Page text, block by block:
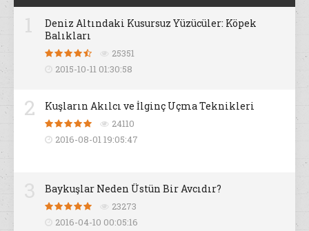
Deniz Altındaki Kusursuz Yüzücüler: Köpek
Balıkları
25351
2015-10-11 01:30:58
2 Kuşların Akılcı ve İlginç Uçma Teknikleri
24110
2016-08-01 19:05:47
Baykuşlar Neden Üstün Bir Avcıdır?
23273
2016-04-10 00:05:16